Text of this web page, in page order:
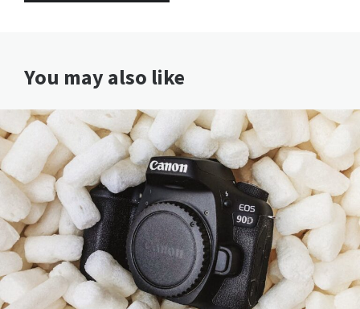
You may also like